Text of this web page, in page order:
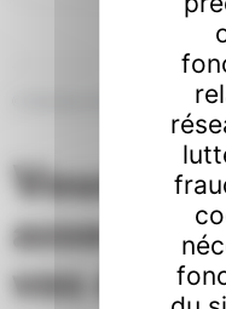
Direction de l'information
Vous
vos